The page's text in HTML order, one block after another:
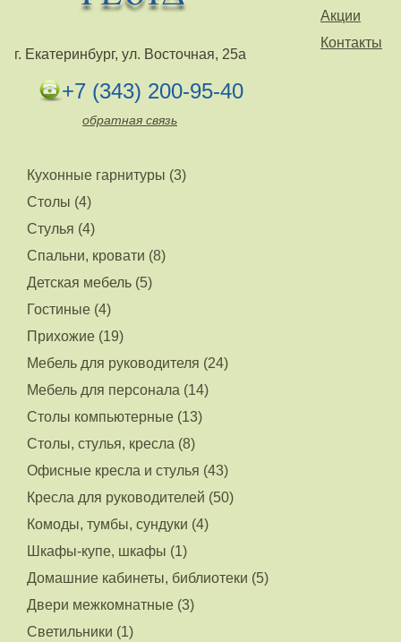
Акции
Контакты
г. Екатеринбург, ул. Восточная, 25а
+7 (343) 200-95-40
обратная связь
Кухонные гарнитуры (3)
Столы (4)
Стулья (4)
Спальни, кровати (8)
Детская мебель (5)
Гостиные (4)
Прихожие (19)
Мебель для руководителя (24)
Мебель для персонала (14)
Столы компьютерные (13)
Столы, стулья, кресла (8)
Офисные кресла и стулья (43)
Кресла для руководителей (50)
Комоды, тумбы, сундуки (4)
Шкафы-купе, шкафы (1)
Домашние кабинеты, библиотеки (5)
Двери межкомнатные (3)
Светильники (1)